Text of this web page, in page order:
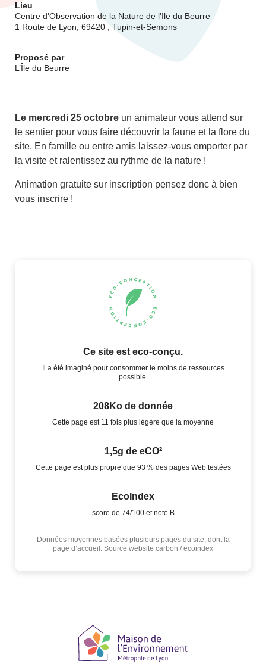
Lieu
Centre d'Observation de la Nature de l'Ile du Beurre
1 Route de Lyon, 69420 , Tupin-et-Semons
Proposé par
L’Île du Beurre
Le mercredi 25 octobre un animateur vous attend sur
le sentier pour vous faire découvrir la faune et la flore du
site. En famille ou entre amis laissez-vous emporter par
la visite et ralentissez au rythme de la nature !
Animation gratuite sur inscription pensez donc à bien
vous inscrire !
Ce site est eco-conçu.
Il a été imaginé pour consommer le moins de ressources
possible.
208Ko de donnée
Cette page est 11 fois plus légère que la moyenne
1,5g de eCO²
Cette page est plus propre que 93 % des pages Web testées
EcoIndex
score de 74/100 et note B
Données moyennes basées plusieurs pages du site, dont la
page d’accueil. Source website carbon / ecoindex